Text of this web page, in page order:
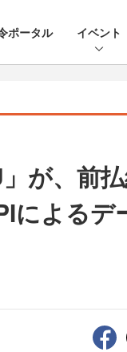
ポータル イベント
が、前
によるデ